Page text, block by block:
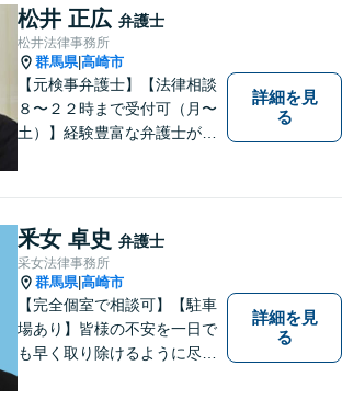
す。最善の解決策は何なの
か、一緒に考えていきましょ
う。
松井 正広 弁護士
松井法律事務所
群馬県|高崎市
【元検事弁護士】【法律相談
８〜２２時まで受付可（月〜
土）】経験豊富な弁護士が事
に 共感しつつ、ご依頼者様の
自主性を尊重し、的確に対応
致します。
詳細を見
る
釆女 卓史 弁護士
采女法律事務所
群馬県|高崎市
【完全個室で相談可】【駐車
場あり】皆様の不安を一日で
も早く取り除けるように尽力
詳細を見
る